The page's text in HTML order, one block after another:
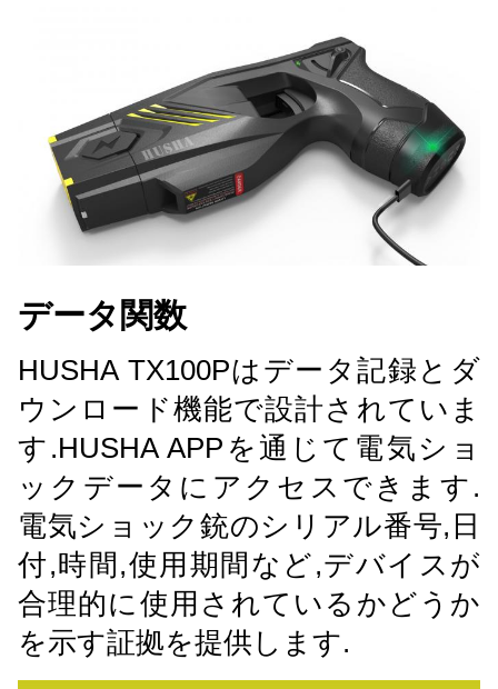
データ関数
HUSHA TX100Pはデータ記録とダ
ウンロード機能で設計されていま
す.HUSHA APPを通じて電気ショ
ックデータにアクセスできます.
電気ショック銃のシリアル番号,日
付,時間,使用期間など,デバイスが
合理的に使用されているかどうか
を示す証拠を提供します.